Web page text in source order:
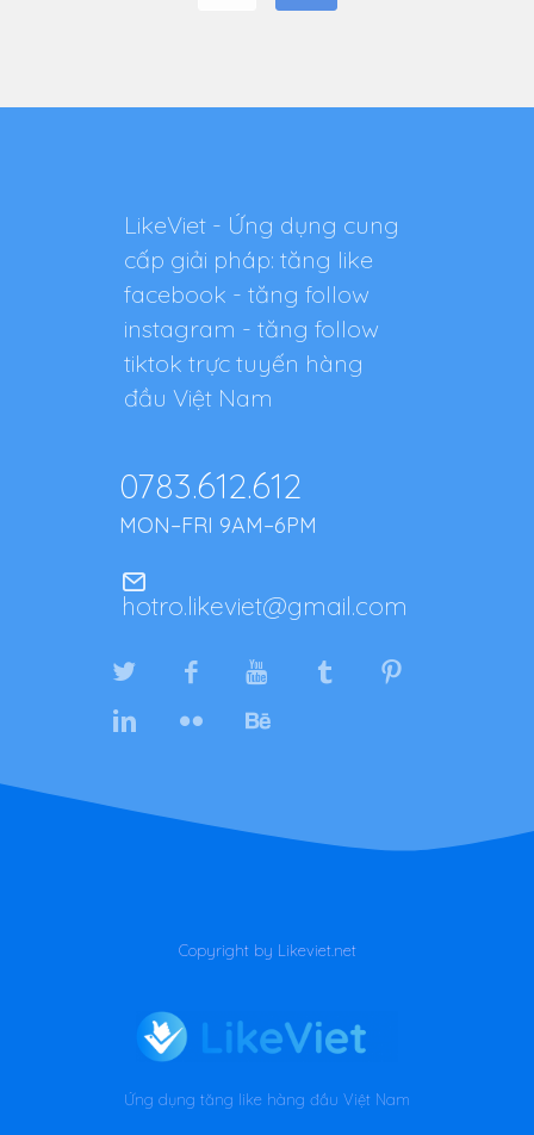
LikeViet - Ứng dụng cung
cấp giải pháp: tăng like
facebook - tăng follow
instagram - tăng follow
tiktok trực tuyến hàng
đầu Việt Nam
0783.612.612
MON–FRI 9AM–6PM
hotro.likeviet@gmail.com
Copyright by Likeviet.net
Ứng dụng tăng like hàng đầu Việt Nam